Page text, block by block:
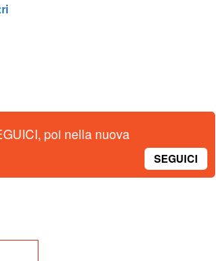
poi nella nuova
SEGUICI